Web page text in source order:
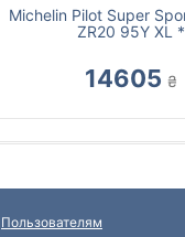
Michelin Pilot Super
ZR20 95Y XL *
14605 ₴
Пользователям